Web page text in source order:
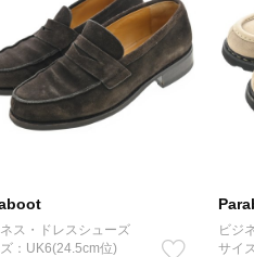
ス・ドレスシューズ
：UK6(24.5cm位)
ビジ
サイ